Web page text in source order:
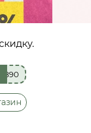
890